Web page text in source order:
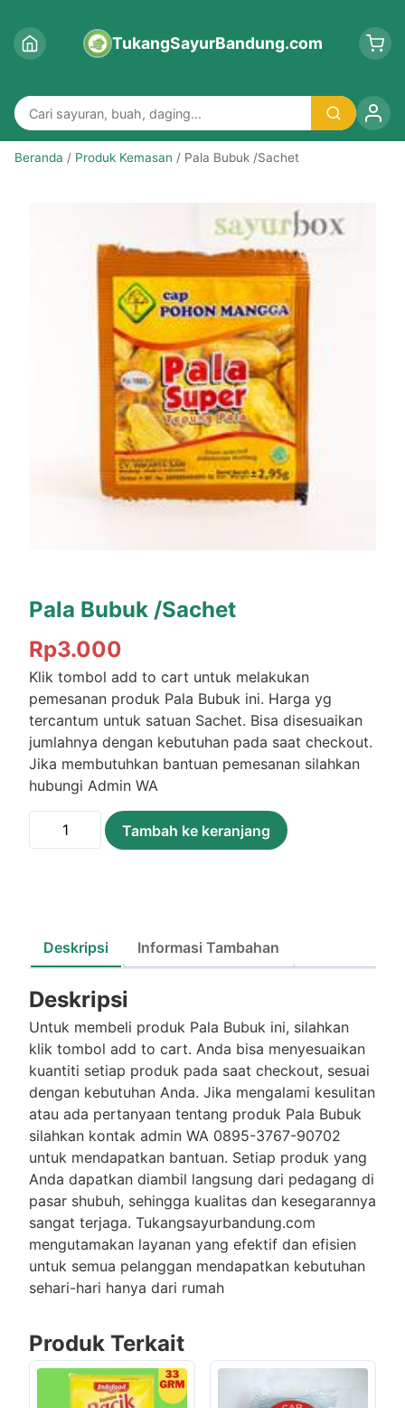
TukangSayurBandung.com
Beranda / Produk Kemasan / Pala Bubuk /Sachet
Pala Bubuk /Sachet
Rp3.000
Klik tombol add to cart untuk melakukan
pemesanan produk Pala Bubuk ini. Harga yg
tercantum untuk satuan Sachet. Bisa disesuaikan
jumlahnya dengan kebutuhan pada saat checkout.
Jika membutuhkan bantuan pemesanan silahkan
hubungi Admin WA
Kuantitas
Pala
Tambah ke keranjang
Deskripsi Informasi Tambahan
Deskripsi
Untuk membeli produk Pala Bubuk ini, silahkan
klik tombol add to cart. Anda bisa menyesuaikan
kuantiti setiap produk pada saat checkout, sesuai
dengan kebutuhan Anda. Jika mengalami kesulitan
atau ada pertanyaan tentang produk Pala Bubuk
silahkan kontak admin WA 0895-3767-90702
untuk mendapatkan bantuan. Setiap produk yang
Anda dapatkan diambil langsung dari pedagang di
pasar shubuh, sehingga kualitas dan kesegarannya
sangat terjaga. Tukangsayurbandung.com
mengutamakan layanan yang efektif dan efisien
untuk semua pelanggan mendapatkan kebutuhan
sehari-hari hanya dari rumah
Produk Terkait